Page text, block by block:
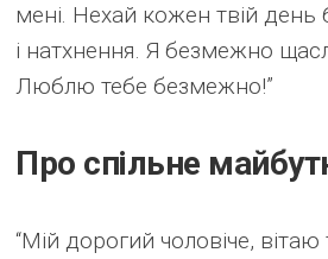
мені. Нехай кожен твій день
і натхнення. Я безмежно
Люблю тебе безмежно!”
Про спільне
“Мій дорогий чоловіче,